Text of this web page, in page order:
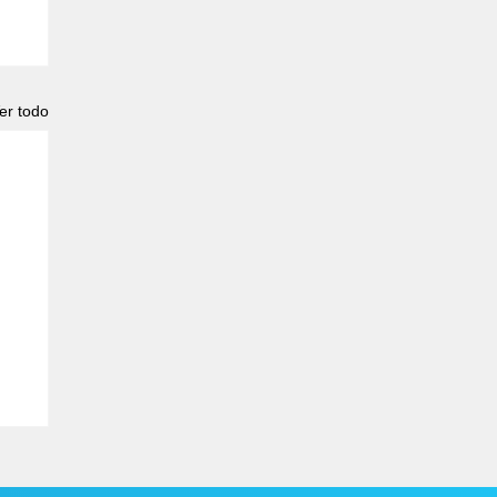
todo